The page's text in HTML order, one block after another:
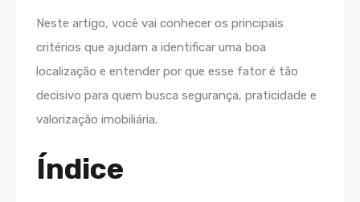
Neste artigo, você vai conhecer os principais
critérios que ajudam a identificar uma boa
localização e entender por que esse fator é tão
decisivo para quem busca segurança, praticidade e
valorização imobiliária.
Índice